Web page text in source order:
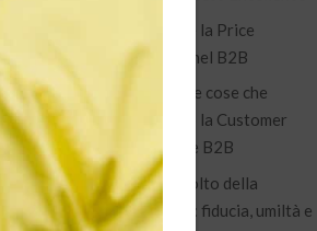
Governare la Price
Waterfall nel B2B
100 piccole cose che
migliorano la Customer
Experience B2B
Il nuovo volto della
leadership: fiducia, umiltà e